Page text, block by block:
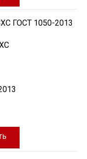
ГОСТ 1050-2013